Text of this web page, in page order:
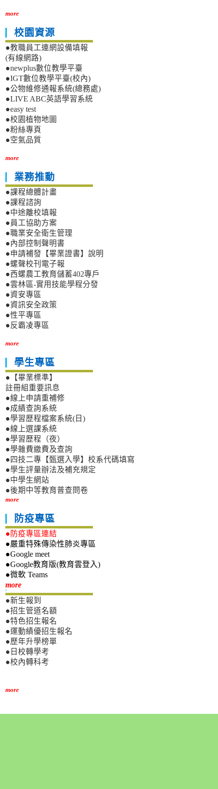
more
校園資源
●教職員工連網設備填報
(有線網路)
●newplus數位教學平臺
●IGT數位教學平臺(校內)
●公物維修通報系統(總務處)
●LIVE ABC英語學習系統
●easy test
●校園植物地圖
●粉絲專頁
●空氣品質
more
業務推動
●課程總體計畫
●課程諮詢
●中途離校填報
●員工協助方案
●職業安全衛生管理
●內部控制聲明書
●申請補發【畢業證書】說明
●螺聲校刊電子報
●西螺農工教育儲蓄402專戶
●雲林區-實用技能學程分發
●資安專區
●資訊安全政策
●性平專區
●反霸凌專區
more
學生專區
●【畢業標準】
註冊組重要訊息
●線上申請重補修
●成績查詢系統
●學習歷程檔案系統(日)
●線上選課系統
●學習歷程（夜）
●學雜費繳費及查詢
●四技二專【甄選入學】校系代碼填寫
●學生評量辦法及補充規定
●中學生網站
●後期中等教育普查問卷
more
防疫專區
●防疫專區連結
●嚴重特殊傳染性肺炎專區
●Google meet
●Google教育版(教育雲登入)
●微軟 Teams
more新生專區
●新生報到
●招生管道名額
●特色招生報名
●運動績優招生報名
●歷年升學榜單
●日校轉學考
●校內轉科考
more